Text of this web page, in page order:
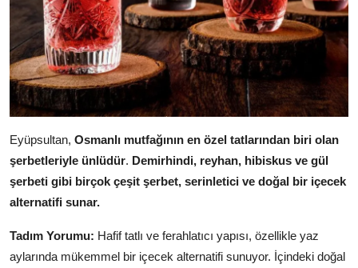
Eyüpsultan, Osmanlı mutfağının en özel tatlarından biri olan
şerbetleriyle ünlüdür. Demirhindi, reyhan, hibiskus ve gül
şerbeti gibi birçok çeşit şerbet, serinletici ve doğal bir içecek
alternatifi sunar.
Tadım Yorumu: Hafif tatlı ve ferahlatıcı yapısı, özellikle yaz
aylarında mükemmel bir içecek alternatifi sunuyor. İçindeki doğal